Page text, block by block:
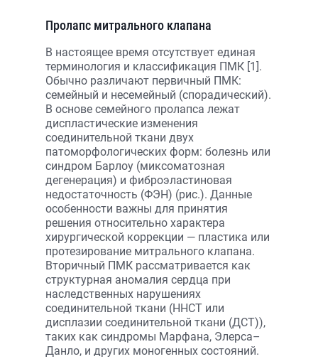
Пролапс митрального клапана
В настоящее время отсутствует единая
терминология и классификация ПМК [1].
Обычно различают первичный ПМК:
семейный и несемейный (спорадический).
В основе семейного пролапса лежат
диспластические изменения
соединительной ткани двух
патоморфологических форм: болезнь или
синдром Барлоу (миксоматозная
дегенерация) и фиброэластиновая
недостаточность (ФЭН) (рис.). Данные
особенности важны для принятия
решения относительно характера
хирургической коррекции — пластика или
протезирование митрального клапана.
Вторичный ПМК рассматривается как
структурная аномалия сердца при
наследственных нарушениях
соединительной ткани (ННСТ или
дисплазии соединительной ткани (ДСТ)),
таких как синдромы Марфана, Элерса–
Данло, и других моногенных состояний.